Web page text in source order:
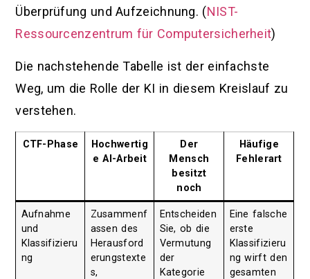
Überprüfung und Aufzeichnung. (NIST-
Ressourcenzentrum für Computersicherheit)
Die nachstehende Tabelle ist der einfachste
Weg, um die Rolle der KI in diesem Kreislauf zu
verstehen.
CTF-Phase
Hochwertig
e AI-Arbeit
Der
Mensch
besitzt
noch
Häufige
Fehlerart
Aufnahme
und
Klassifizieru
ng
Zusammenf
assen des
Herausford
erungstexte
s,
Entscheiden
Sie, ob die
Vermutung
der
Kategorie
Eine falsche
erste
Klassifizieru
ng wirft den
gesamten